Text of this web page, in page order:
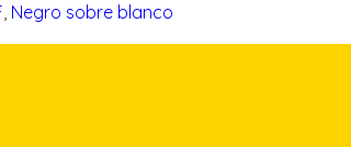
, Negro sobre blanco